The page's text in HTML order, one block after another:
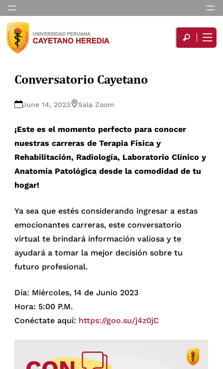
Conversatorio Cayetano
June 14, 2023 Sala Zoom
¡Este es el momento perfecto para conocer
nuestras carreras de Terapia Física y
Rehabilitación, Radiología, Laboratorio Clínico y
Anatomía Patológica desde la comodidad de tu
hogar!
Ya sea que estés considerando ingresar a estas
emocionantes carreras, este conversatorio
virtual te brindará información valiosa y te
ayudará a tomar la mejor decisión sobre tu
futuro profesional.
Día: Miércoles, 14 de Junio 2023
Hora: 5:00 P.M.
Conéctate aquí: https://goo.su/j4z0jC